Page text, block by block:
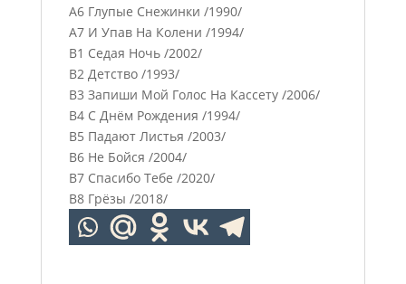
A6 Глупые Снежинки /1990/
A7 И Упав На Колени /1994/
B1 Седая Ночь /2002/
B2 Детство /1993/
B3 Запиши Мой Голос На Кассету /2006/
B4 С Днём Рождения /1994/
B5 Падают Листья /2003/
B6 Не Бойся /2004/
B7 Спасибо Тебе /2020/
B8 Грёзы /2018/